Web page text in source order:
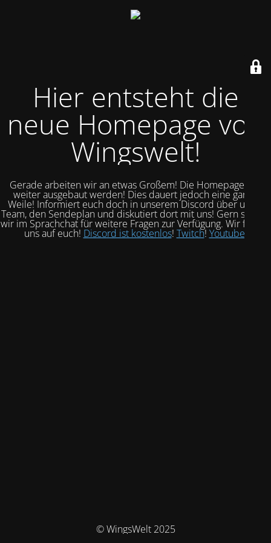
Hier entsteht die
neue Homepage von
Wingswelt!
Gerade arbeiten wir an etwas Großem! Die Homepage soll
weiter ausgebaut werden! Dies dauert jedoch eine ganze
Weile! Informiert euch doch in unserem Discord über unser
Team, den Sendeplan und diskutiert dort mit uns! Gern stehen
wir im Sprachchat für weitere Fragen zur Verfügung. Wir freuen
uns auf euch! Discord ist kostenlos! Twitch! Youtube
© WingsWelt 2025